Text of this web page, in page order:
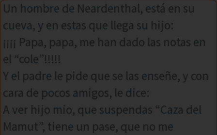
Un hombre de Neardenthal, está en su
cueva, y en estas que llega su hijo:
¡¡¡¡ Papa, papa, me han dado las notas en
el “cole”!!!!!
Y el padre le pide que se las enseñe, y con
cara de pocos amigos, le dice:
A ver hijo mio, que suspendas “Caza del
Mamut”, tiene un pase, que no me